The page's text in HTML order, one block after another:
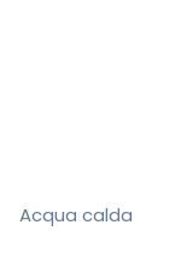
Acqua calda